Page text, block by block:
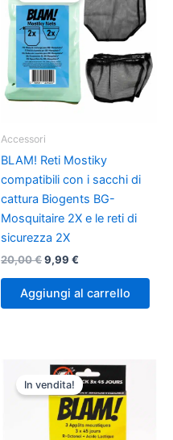
Accessori
BLAM! Reti Mostiky
compatibili con i sacchi di
cattura Biogents BG-
Mosquitaire 2X e le reti di
sicurezza 2X
20,00€Il
originale
era:
9,99 €
attuale
è:
Aggiungi al carrello
In vendita!